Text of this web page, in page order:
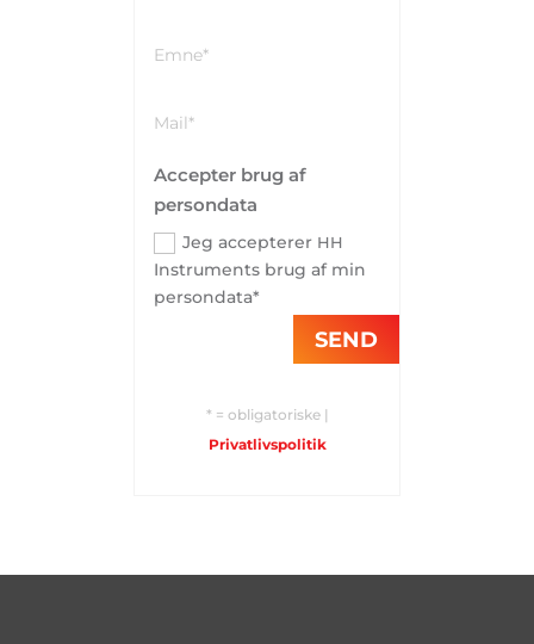
Accepter brug af
persondata
Jeg accepterer HH
Instruments brug af min
persondata*
SEND
* = obligatoriske |
Privatlivspolitik